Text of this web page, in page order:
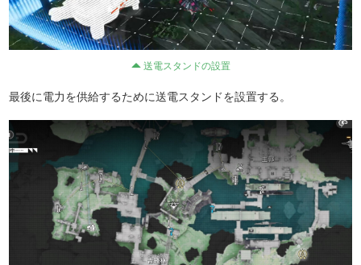
送電スタンドの設置
最後に電力を供給するために送電スタンドを設置する。